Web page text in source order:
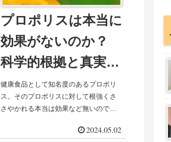
プロポリスは本当に
効果がないのか？
科学的根拠と真実を
探る
健康食品として知名度のあるプロポリ
ス。そのプロポリスに対して根強くさ
さやかれる本当は効果など無いのでは
2024.05.02